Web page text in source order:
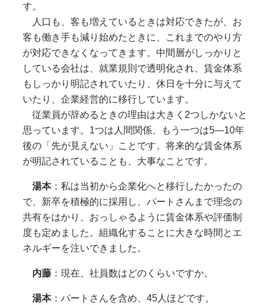
す。
人口も、客も増えているときは対応できたが、お
客も働き手も減り始めたときに、これまでのやり方
が対応できなくなってきます。中間層がしっかりと
している会社は、就業規則で透明化され、賃金体系
もしっかり明記されていたり、休日を十分に与えて
いたり、企業経営的に移行しています。
従業員が辞めるときの理由は大きく2つしかないと
思っています。1つは人間関係、もう一つは5―10年
後の「先が見えない」ことです。将来的な賃金体系
が明記されていることも、大事なことです。
湯本：私は当初から企業化へと移行したかったの
で、新卒を積極的に採用し、パートさんまで理念の
共有をはかり、おっしゃるように賃金体系や評価制
度も定めました。組織化することに大きな時間とエ
ネルギーを注いできました。
内藤：現在、社員数はどのくらいですか。
湯本：パートさんを含め、45人ほどです。